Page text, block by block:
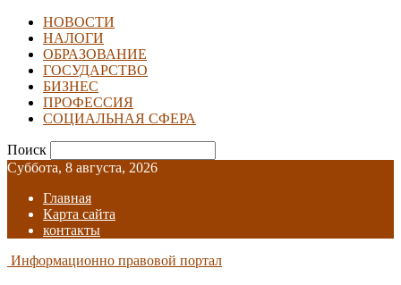
НОВОСТИ
НАЛОГИ
ОБРАЗОВАНИЕ
ГОСУДАРСТВО
БИЗНЕС
ПРОФЕССИЯ
СОЦИАЛЬНАЯ СФЕРА
Поиск
Суббота, 8 августа, 2026
Главная
Карта сайта
контакты
Информационно правовой портал